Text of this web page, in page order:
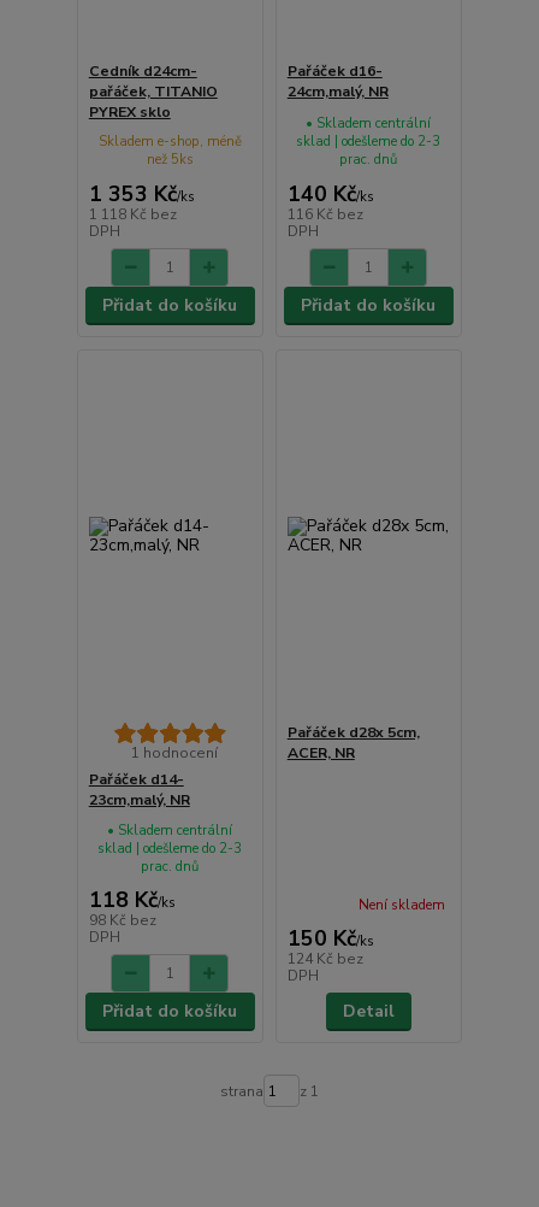
Cedník d24cm-
pařáček, TITANIO
PYREX sklo
1 353 Kč/ks
1 118 Kč bez
DPH
Skladem e-shop, méně
než 5ks
Přidat do košíku
Pařáček d16-
24cm,malý, NR
140 Kč/ks
116 Kč bez
DPH
• Skladem centrální
sklad | odešleme do 2-3
prac. dnů
Přidat do košíku
1 hodnocení
Pařáček d14-
23cm,malý, NR
118 Kč/ks
98 Kč bez
DPH
• Skladem centrální
sklad | odešleme do 2-3
prac. dnů
Přidat do košíku
Pařáček d28x 5cm,
ACER, NR
150 Kč/ks
124 Kč bez
DPH
Není skladem
Detail
strana z 1